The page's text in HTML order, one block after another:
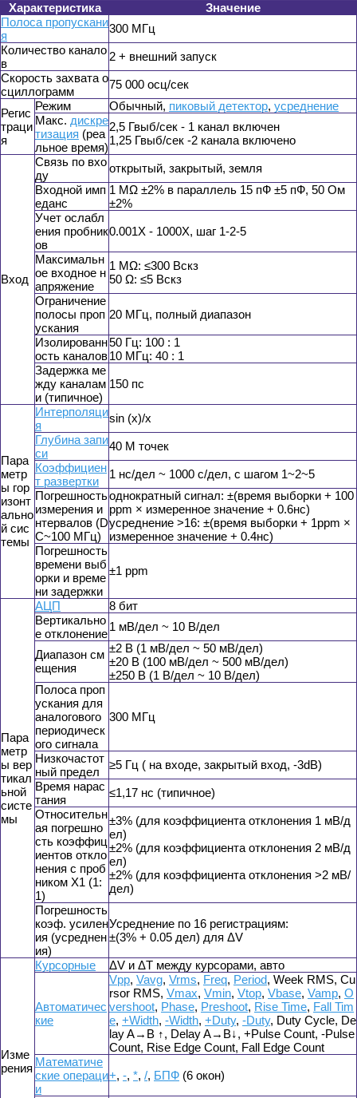
Характеристика
Значение
Полоса пропускани
я
300 МГц
Количество канало
в
2 + внешний запуск
Скорость захвата о
сциллограмм
75 000 осц/сек
Регис
траци
я
Режим Обычный, пиковый детектор, усреднение
Макс. дискре
тизация (реа
льное время)
2,5 Гвыб/сек - 1 канал включен
1,25 Гвыб/сек -2 канала включено
Вход
Связь по вхо
ду
открытый, закрытый, земля
Входной имп
еданс
1 MΩ ±2% в параллель 15 пФ ±5 пФ, 50 Ом
±2%
Учет ослабл
ения пробник
ов
0.001X - 1000X, шаг 1-2-5
Максимальн
ое входное н
апряжение
1 MΩ: ≤300 Вскз
50 Ω: ≤5 Вскз
Ограничение
полосы проп
ускания
20 МГц, полный диапазон
Изолированн
ость каналов
50 Гц: 100 : 1
10 МГц: 40 : 1
Задержка ме
жду каналам
и (типичное)
150 пс
Пара
метр
ы гор
изонт
ально
й сис
темы
Интерполяци
я
sin (x)/x
Глубина запи
си
40 М точек
Коэффициен
т развертки
1 нс/дел ~ 1000 с/дел, с шагом 1~2~5
Погрешность
измерения и
нтервалов (D
C~100 МГц)
однократный сигнал: ±(время выборки + 100
ppm × измеренное значение + 0.6нс)
усреднение >16: ±(время выборки + 1ppm ×
измеренное значение + 0.4нс)
Погрешность
времени выб
орки и време
ни задержки
±1 ppm
Пара
метр
ы вер
тикал
ьной
систе
мы
АЦП
8 бит
Вертикально
е отклонение
1 мВ/дел ~ 10 В/дел
Диапазон см
ещения
±2 В (1 мВ/дел ~ 50 мВ/дел)
±20 В (100 мВ/дел ~ 500 мВ/дел)
±250 В (1 В/дел ~ 10 В/дел)
Полоса проп
ускания для
аналогового
периодическ
ого сигнала
300 МГц
Низкочастот
ный предел
≥5 Гц ( на входе, закрытый вход, -3dB)
Время нарас
тания
≤1,17 нс (типичное)
Относительн
ая погрешно
сть коэффиц
иентов откло
нения с проб
ником Х1 (1:
1)
±3% (для коэффициента отклонения 1 мВ/д
ел)
±2% (для коэффициента отклонения 2 мВ/д
ел)
±2% (для коэффициента отклонения >2 мВ/
дел)
Погрешность
коэф. усилен
ия (усреднен
ия)
Усреднение по 16 регистрациям:
±(3% + 0.05 дел) для ΔV
Изме
рения
Курсорные ΔV и ΔT между курсорами, авто
Автоматичес
кие
Vpp, Vavg, Vrms, Freq, Period, Week RMS, Cu
rsor RMS, Vmax, Vmin, Vtop, Vbase, Vamp, O
vershoot, Phase, Preshoot, Rise Time, Fall Tim
e, +Width, -Width, +Duty, -Duty, Duty Cycle, De
lay A→B ↑, Delay A→B↓, +Pulse Count, -Pulse
Count, Rise Edge Count, Fall Edge Count
Математиче
ские операци
и
+, -, *, /, БПФ (6 окон)